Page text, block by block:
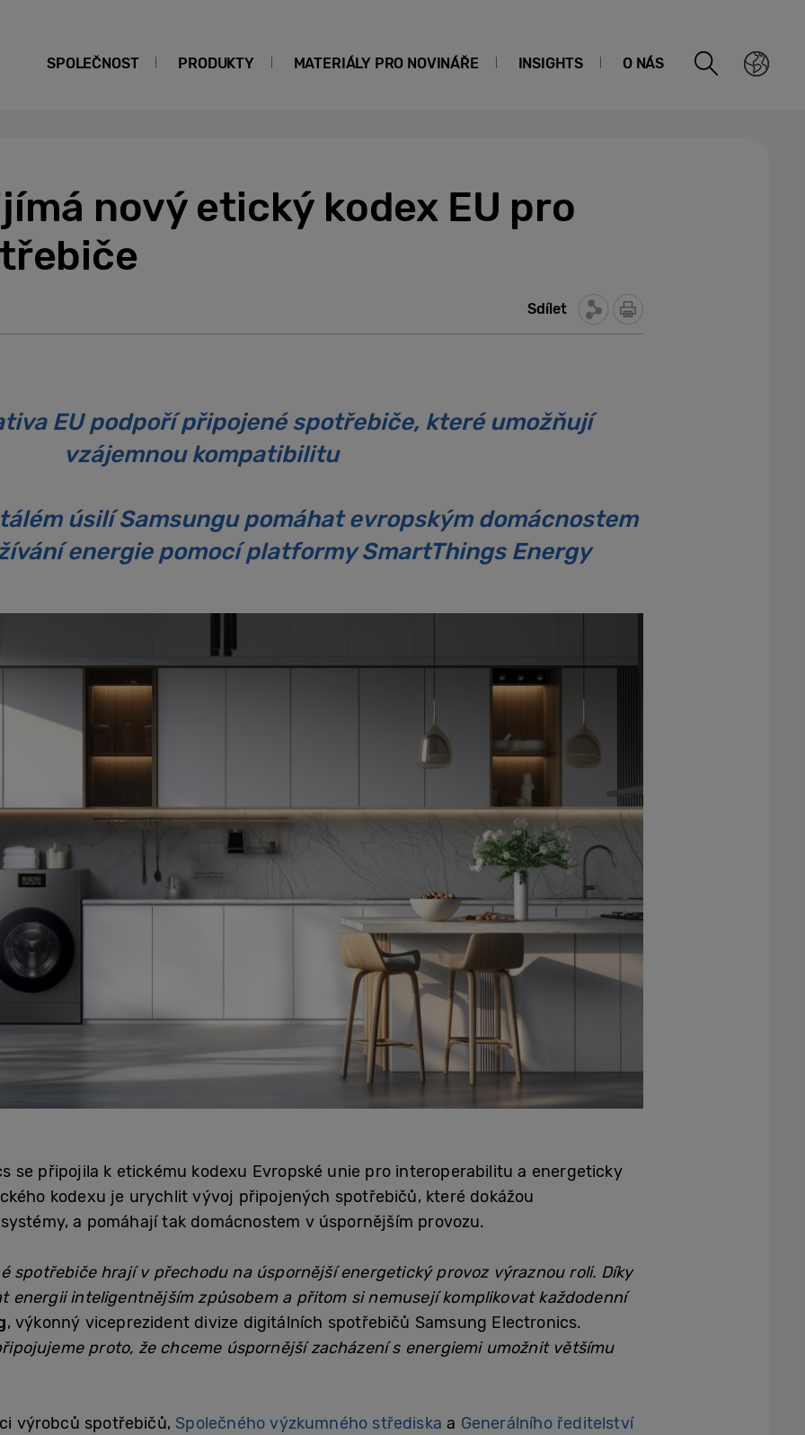
SPOLEČNOST PRODUKTY MATERIÁLY PRO NOVINÁŘE INSIGHTS O NÁS
nový etický kodex EU pro
Sdílet
EU podpoří připojené spotřebiče, které umožňují
vzájemnou kompatibilitu
úsilí Samsungu pomáhat evropským domácnostem
energie pomocí platformy SmartThings Energy
se připojila k etickému kodexu Evropské unie pro interoperabilitu a energeticky
kodexu je urychlit vývoj připojených spotřebičů, které dokážou
a pomáhají tak domácnostem v úspornějším provozu.
spotřebiče hrají v přechodu na úspornější energetický provoz výraznou roli. Díky
energii inteligentnějším způsobem a přitom si nemusejí komplikovat každodenní
, výkonný viceprezident divize digitálních spotřebičů Samsung Electronics.
proto, že chceme úspornější zacházení s energiemi umožnit většímu
výrobců spotřebičů, Společného výzkumného střediska a Generálního ředitelství